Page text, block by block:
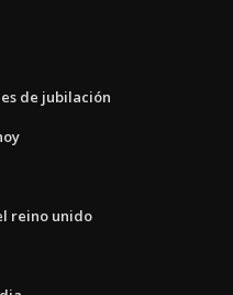
de jubilación
reino unido